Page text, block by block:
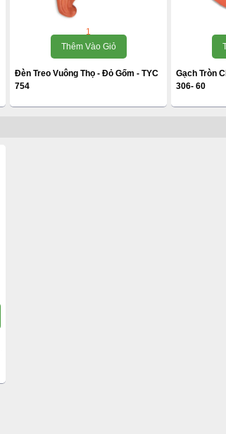
1
Thêm Vào Giỏ
Đèn Treo Vuông Thọ - Đỏ Gốm - TYC
754
Gạch Tròn
306- 60